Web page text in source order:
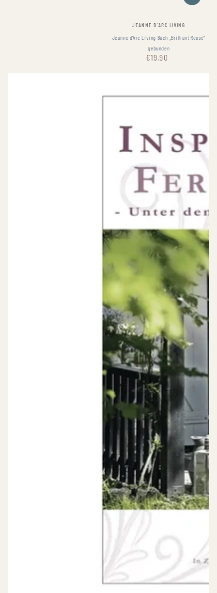
Fournisseur:
JEANNE D`ARC LIVING
Jeanne d’Arc Living Buch „Brilliant Reuse“
gebunden
Prix
€19,90